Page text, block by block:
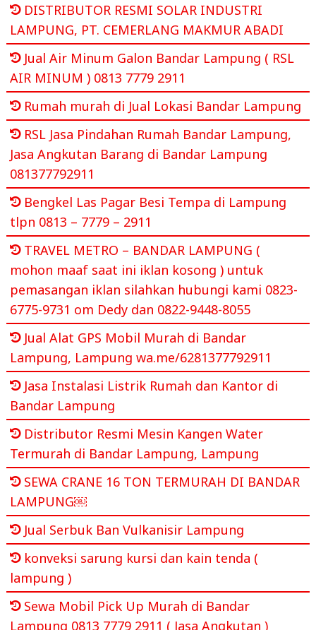
DISTRIBUTOR RESMI SOLAR INDUSTRI
LAMPUNG, PT. CEMERLANG MAKMUR ABADI
Jual Air Minum Galon Bandar Lampung ( RSL
AIR MINUM ) 0813 7779 2911
Rumah murah di Jual Lokasi Bandar Lampung
RSL Jasa Pindahan Rumah Bandar Lampung,
Jasa Angkutan Barang di Bandar Lampung
081377792911
Bengkel Las Pagar Besi Tempa di Lampung
tlpn 0813 – 7779 – 2911
TRAVEL METRO – BANDAR LAMPUNG (
mohon maaf saat ini iklan kosong ) untuk
pemasangan iklan silahkan hubungi kami 0823-
6775-9731 om Dedy dan 0822-9448-8055
Jual Alat GPS Mobil Murah di Bandar
Lampung, Lampung wa.me/6281377792911
Jasa Instalasi Listrik Rumah dan Kantor di
Bandar Lampung
Distributor Resmi Mesin Kangen Water
Termurah di Bandar Lampung, Lampung
SEWA CRANE 16 TON TERMURAH DI BANDAR
LAMPUNG￼
Jual Serbuk Ban Vulkanisir Lampung
konveksi sarung kursi dan kain tenda (
lampung )
Sewa Mobil Pick Up Murah di Bandar
Lampung 0813 7779 2911 ( Jasa Angkutan )